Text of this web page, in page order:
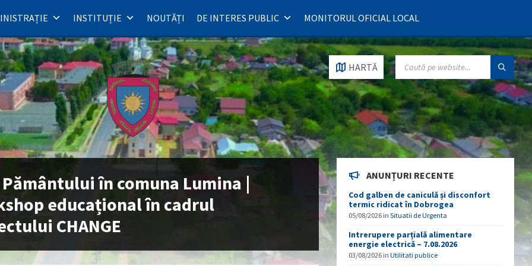
INSTITUȚIE NOUTĂȚI DE INTERES PUBLIC MONITORUL OFICIAL LOCAL
HARTĂ
SEARCH:
în comuna Lumina |
educațional în cadrul
CHANGE
ANUNȚURI RECENTE
Cod galben de caniculă și disconfort
termic ridicat în Dobrogea
05/08/2026 inSituatii de Urgenta
Intrerupere parțială alimentare
energie electrică – 7.08.2026
03/08/2026 inUtilitati publice